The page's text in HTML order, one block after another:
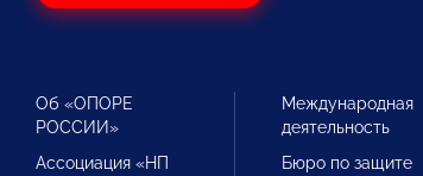
Об «ОПОРЕ
РОССИИ»
Ассоциация «НП
Международная
деятельность
Бюро по защите